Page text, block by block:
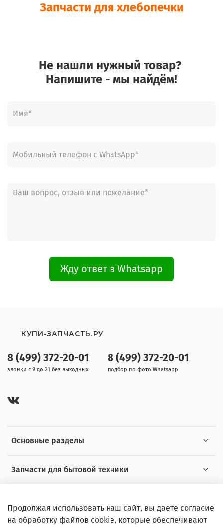
Запчасти для хлебопечки
Не нашли нужный товар?
Напишите - мы найдём!
Жду ответ в Whatsapp
Основные разделы
Запчасти для бытовой техники
8 (499) 372-20-01
звонки с 9 до 21 без выходных
8 (499) 372-20-01
подбор по фото Whatsapp
КУПИ-ЗАПЧАСТЬ.РУ
Продолжая использовать наш сайт, вы даете согласие
на обработку файлов cookie, которые обеспечивают